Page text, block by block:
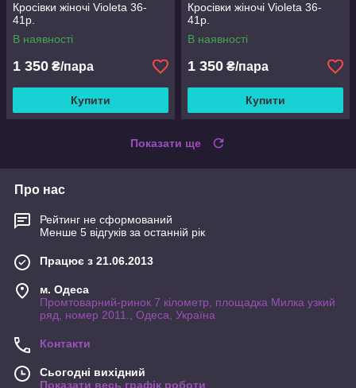
Кросівки жіночі Violeta 36-
41р.
В наявності
1 350 ₴/пара
Купити
Кросівки жіночі Violeta 36-
41р.
В наявності
1 350 ₴/пара
Купити
Показати ще
Про нас
Рейтинг не сформований
Менше 5 відгуків за останній рік
Працює з 21.06.2013
м. Одеса
Промтоварний-ринок 7 кілометр, площадка Милка узкий
ряд, номер 2011., Одеса, Україна
Контакти
Сьогодні вихідний
Показати весь графік роботи